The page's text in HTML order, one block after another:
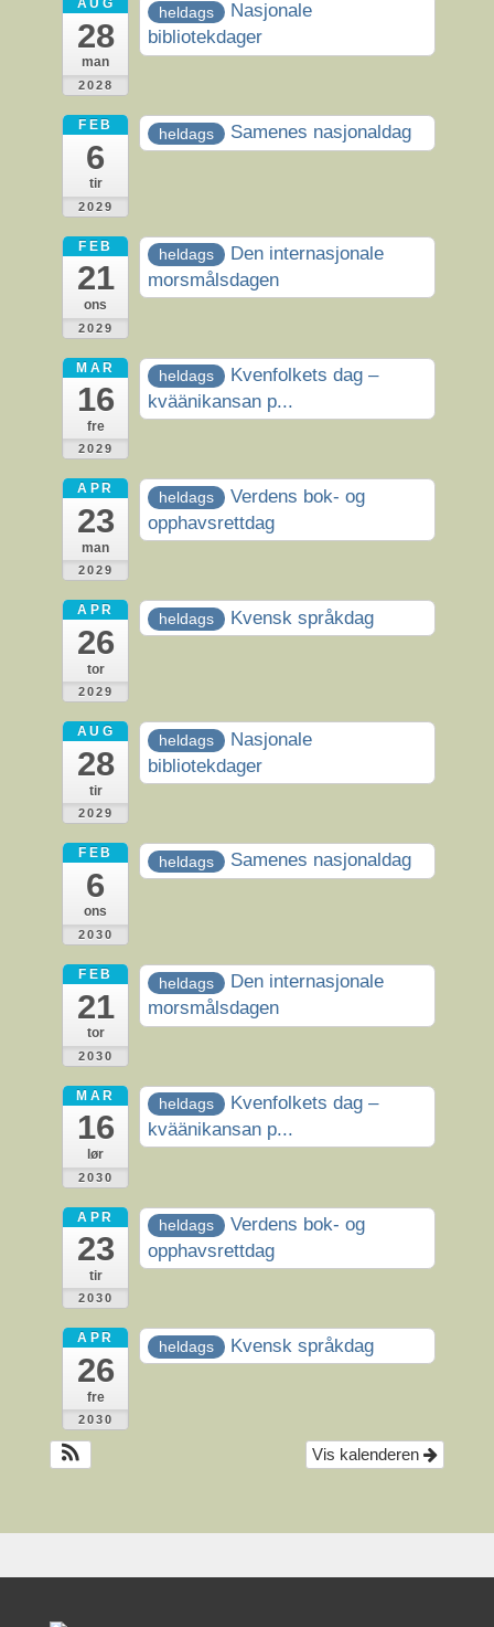
AUG
28
man
2028
heldags
Nasjonale
bibliotekdager
FEB
6
tir
2029
heldags Samenes nasjonaldag
FEB
21
ons
2029
heldags
Den internasjonale
morsmålsdagen
MAR
16
fre
2029
heldags
Kvenfolkets dag –
kväänikansan p...
APR
23
man
2029
heldags
Verdens bok- og
opphavsrettdag
APR
26
tor
2029
heldags Kvensk språkdag
AUG
28
tir
2029
heldags
Nasjonale
bibliotekdager
FEB
6
ons
2030
heldags Samenes nasjonaldag
FEB
21
tor
2030
heldags
Den internasjonale
morsmålsdagen
MAR
16
lør
2030
heldags
Kvenfolkets dag –
kväänikansan p...
APR
23
tir
2030
heldags
Verdens bok- og
opphavsrettdag
APR
26
fre
2030
heldags Kvensk språkdag
Vis kalenderen